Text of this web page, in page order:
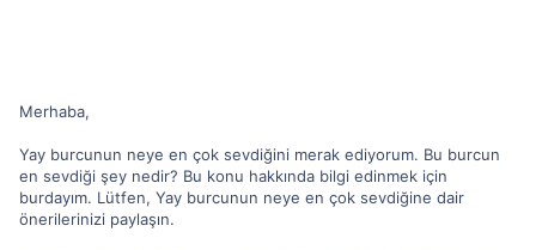
Merhaba,
Yay burcunun neye en çok sevdiğini merak ediyorum. Bu burcun
en sevdiği şey nedir? Bu konu hakkında bilgi edinmek için
burdayım. Lütfen, Yay burcunun neye en çok sevdiğine dair
önerilerinizi paylaşın.